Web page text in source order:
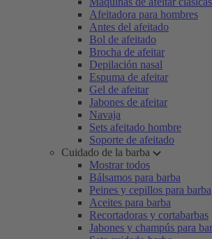
Afeitadora para hombres
Antes del afeitado
Bol de afeitado
Brocha de afeitar
Depilación nasal
Espuma de afeitar
Gel de afeitar
Jabones de afeitar
Navaja
Sets afeitado hombre
Soporte de afeitado
Cuidado de la barba
Mostrar todos
Bálsamos para barba
Peines y cepillos para barba
Aceites para barba
Recortadoras y cortabarbas
Jabones y champús para